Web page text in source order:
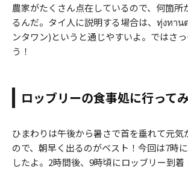
農家がたくさん点在しているので、何箇所
るんだ。タイ人に説明する場合は、ทุ่งทาน
ンタワン)というと通じやすいよ。ではさ
う！
ロッブリーの食事処に行って
ひまわりは午後から暑さで首を垂れて元気
ので、朝早く出るのがベスト！今回は7時
したよ。2時間後、9時頃にロッブリー到着